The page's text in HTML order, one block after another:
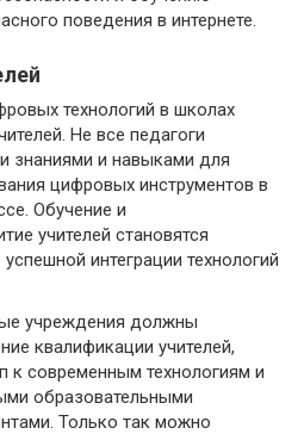
поведения в интернете.
технологий в школах
Не все педагоги
знаниями и навыками для
цифровых инструментов в
Обучение и
учителей становятся
интеграции технологий
учреждения должны
квалификации учителей,
к современным технологиям и
образовательными
Только так можно